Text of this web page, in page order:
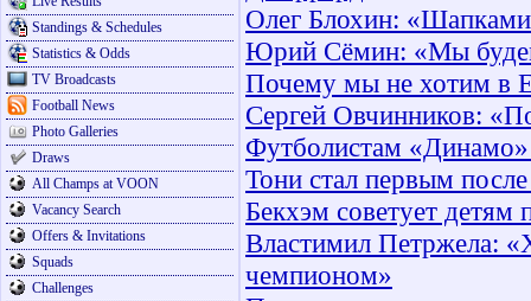
Standings & Schedules
Statistics & Odds
TV Broadcasts
Football News
Photo Galleries
Draws
All Champs at VOON
Vacancy Search
Offers & Invitations
Squads
Challenges
Олег Блохин: «Шапками
Юрий Сёмин: «Мы
Почему мы не хотим в
Сергей Овчинников:
Футболистам «Динамо»
Тони стал первым
Бекхэм советует детям
Властимил Петржела:
чемпионом»